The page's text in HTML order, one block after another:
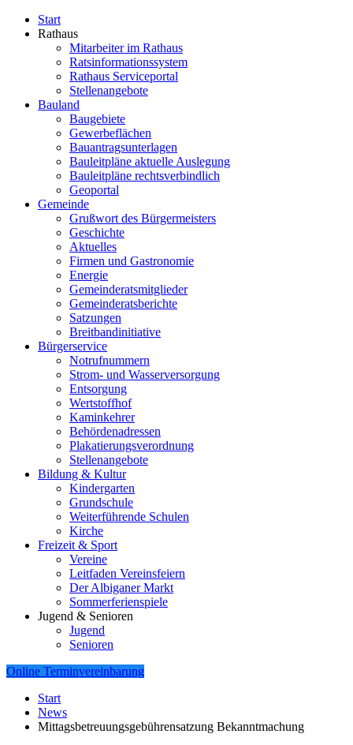
Start
Rathaus
Mitarbeiter im Rathaus
Ratsinformationssystem
Rathaus Serviceportal
Stellenangebote
Bauland
Baugebiete
Gewerbeflächen
Bauantragsunterlagen
Bauleitpläne aktuelle Auslegung
Bauleitpläne rechtsverbindlich
Geoportal
Gemeinde
Grußwort des Bürgermeisters
Geschichte
Aktuelles
Firmen und Gastronomie
Energie
Gemeinderatsmitglieder
Gemeinderatsberichte
Satzungen
Breitbandinitiative
Bürgerservice
Notrufnummern
Strom- und Wasserversorgung
Entsorgung
Wertstoffhof
Kaminkehrer
Behördenadressen
Plakatierungsverordnung
Stellenangebote
Bildung & Kultur
Kindergarten
Grundschule
Weiterführende Schulen
Kirche
Freizeit & Sport
Vereine
Leitfaden Vereinsfeiern
Der Albiganer Markt
Sommerferienspiele
Jugend & Senioren
Jugend
Senioren
Online Terminvereinbarung
Start
News
Mittagsbetreuungsgebührensatzung Bekanntmachung